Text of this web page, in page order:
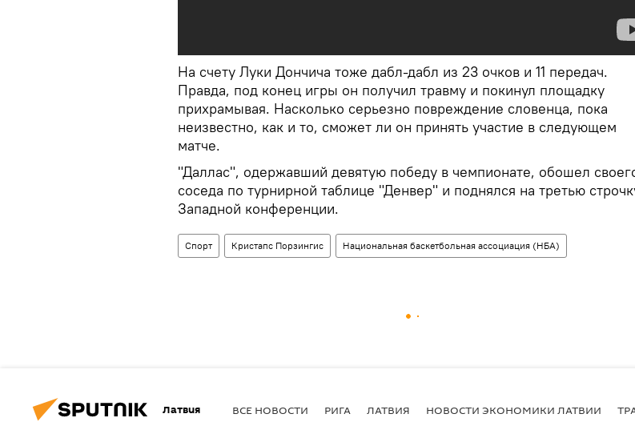
На счету Луки Дончича тоже дабл-дабл из 23 очков и 11 передач.
Правда, под конец игры он получил травму и покинул площадку
прихрамывая. Насколько серьезно повреждение словенца, пока
неизвестно, как и то, сможет ли он принять участие в следующем
матче.
"Даллас", одержавший девятую победу в чемпионате, обошел
соседа по турнирной таблице "Денвер" и поднялся на третью
Западной конференции.
Спорт Кристапс Порзингис Национальная баскетбольная ассоциация (НБА)
Латвия ВСЕ НОВОСТИ РИГА ЛАТВИЯ НОВОСТИ ЭКОНОМИКИ ЛАТВИИ